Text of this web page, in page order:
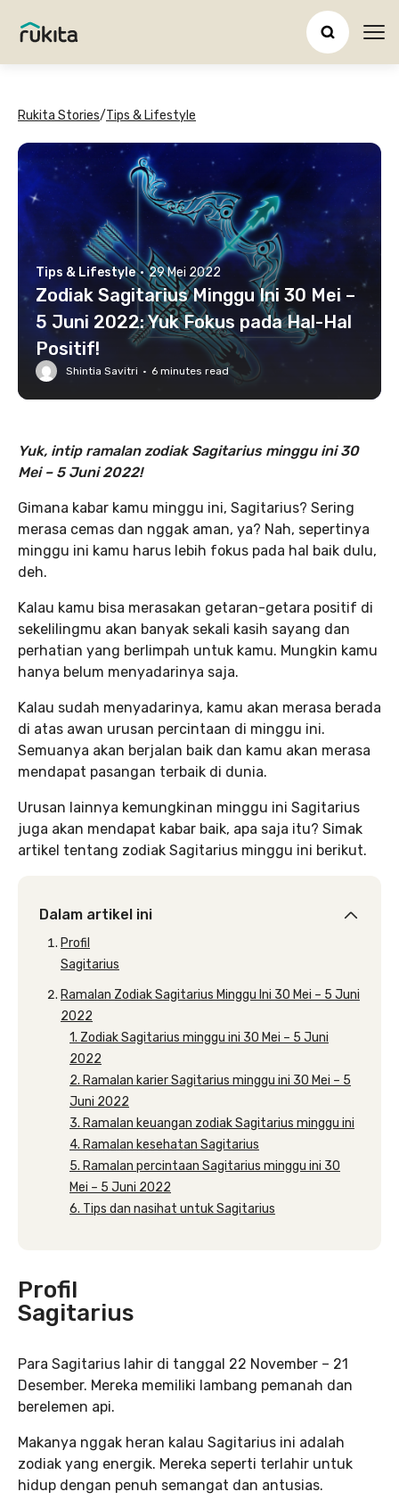
Rukita Stories/Tips & Lifestyle
Tips & Lifestyle · 29 Mei 2022
Zodiak Sagitarius Minggu Ini 30 Mei –
5 Juni 2022: Yuk Fokus pada Hal-Hal
Positif!
Shintia Savitri · 6 minutes read
Yuk, intip ramalan zodiak Sagitarius minggu ini 30
Mei – 5 Juni 2022!
Gimana kabar kamu minggu ini, Sagitarius? Sering
merasa cemas dan nggak aman, ya? Nah, sepertinya
minggu ini kamu harus lebih fokus pada hal baik dulu,
deh.
Kalau kamu bisa merasakan getaran-getara positif di
sekelilingmu akan banyak sekali kasih sayang dan
perhatian yang berlimpah untuk kamu. Mungkin kamu
hanya belum menyadarinya saja.
Kalau sudah menyadarinya, kamu akan merasa berada
di atas awan urusan percintaan di minggu ini.
Semuanya akan berjalan baik dan kamu akan merasa
mendapat pasangan terbaik di dunia.
Urusan lainnya kemungkinan minggu ini Sagitarius
juga akan mendapat kabar baik, apa saja itu? Simak
artikel tentang zodiak Sagitarius minggu ini berikut.
Dalam artikel ini
Profil
Sagitarius
Ramalan Zodiak Sagitarius Minggu Ini 30 Mei – 5 Juni
2022
1. Zodiak Sagitarius minggu ini 30 Mei – 5 Juni
2022
2. Ramalan karier Sagitarius minggu ini 30 Mei – 5
Juni 2022
3. Ramalan keuangan zodiak Sagitarius minggu ini
4. Ramalan kesehatan Sagitarius
5. Ramalan percintaan Sagitarius minggu ini 30
Mei – 5 Juni 2022
6. Tips dan nasihat untuk Sagitarius
Profil
Sagitarius
Para Sagitarius lahir di tanggal 22 November – 21
Desember. Mereka memiliki lambang pemanah dan
berelemen api.
Makanya nggak heran kalau Sagitarius ini adalah
zodiak yang energik. Mereka seperti terlahir untuk
hidup dengan penuh semangat dan antusias.